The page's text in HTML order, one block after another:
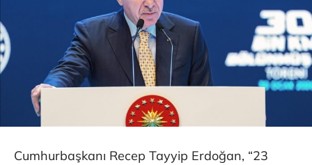
Cumhurbaşkanı Recep Tayyip Erdoğan, “23